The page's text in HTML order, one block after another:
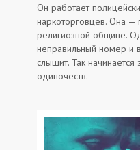
Он работает
наркоторговцев. Она —
религиозной общине.
неправильный номер и
слышит. Так начинается
одиночеств.